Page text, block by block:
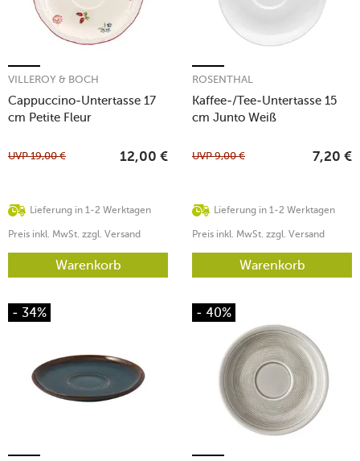
Cappuccino-Untertasse 17
cm Petite Fleur
VILLEROY & BOCH
Lieferung in 1-2 Werktagen
UVP19,00 € 12,00 €
Preis inkl. MwSt. zzgl. Versand
Warenkorb
Kaffee-/Tee-Untertasse 15
cm Junto Weiß
ROSENTHAL
Lieferung in 1-2 Werktagen
UVP9,00 € 7,20 €
Preis inkl. MwSt. zzgl. Versand
Warenkorb
- 34% - 40%